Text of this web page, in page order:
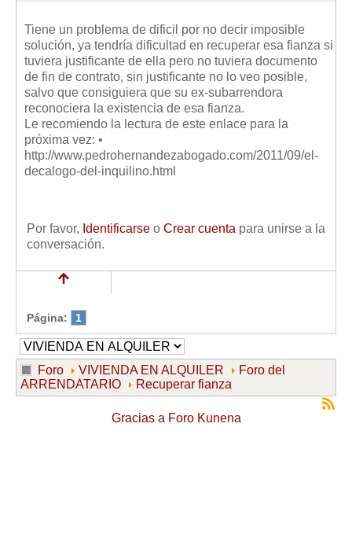
Tiene un problema de dificil por no decir imposible
solución, ya tendría dificultad en recuperar esa fianza si
tuviera justificante de ella pero no tuviera documento
de fin de contrato, sin justificante no lo veo posible,
salvo que consiguiera que su ex-subarrendora
reconociera la existencia de esa fianza.
Le recomiendo la lectura de este enlace para la
próxima vez: •
http://www.pedrohernandezabogado.com/2011/09/el-
decalogo-del-inquilino.html
Por favor, Identificarse o Crear cuenta para unirse a la
conversación.
Página: 1
Foro VIVIENDA EN ALQUILER
Foro del
ARRENDATARIO
Recuperar fianza
Gracias a Foro Kunena